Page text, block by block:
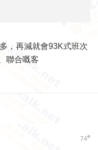
，再減就會93K式班次
聯合嘅客
74#